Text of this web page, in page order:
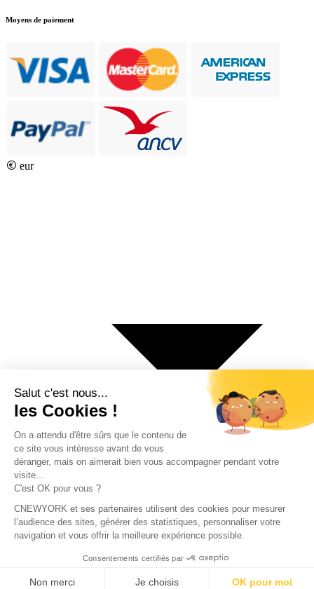
Moyens de paiement
eur
€ Euro
$ Dollar US
$ Dollar Canadien
₣ Franc Suisse
£ Livre sterling